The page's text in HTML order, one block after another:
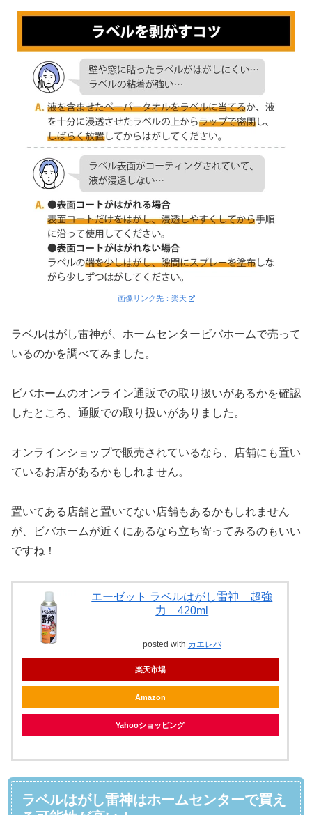
画像リンク先：楽天
ラベルはがし雷神が、ホームセンタービバホームで売って
いるのかを調べてみました。
ビバホームのオンライン通販での取り扱いがあるかを確認
したところ、通販での取り扱いがありました。
オンラインショップで販売されているなら、店舗にも置い
ているお店があるかもしれません。
置いてある店舗と置いてない店舗もあるかもしれません
が、ビバホームが近くにあるなら立ち寄ってみるのもいい
ですね！
エーゼット ラベルはがし雷神 超強
力 420ml
posted with カエレバ
楽天市場
Amazon
Yahooショッピング
ラベルはがし雷神はホームセンターで買え